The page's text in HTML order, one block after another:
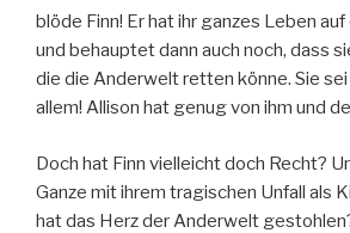
blöde Finn! Er hat ihr ganzes Leben
und behauptet dann auch noch, dass
die die Anderwelt retten könne. Sie sei
allem! Allison hat genug von ihm und
Doch hat Finn vielleicht doch Recht?
Ganze mit ihrem tragischen Unfall als
hat das Herz der Anderwelt